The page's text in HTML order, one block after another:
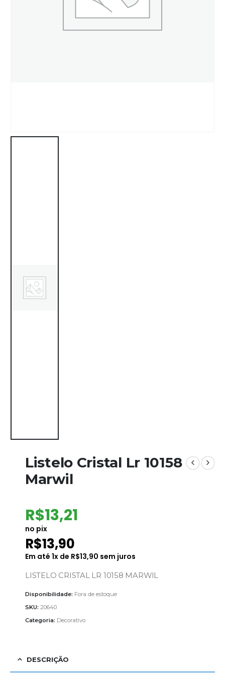
Listelo Cristal Lr 10158
Marwil
R$13,21
no pix
R$13,90
Em até 1x de R$13,90 sem juros
LISTELO CRISTAL LR 10158 MARWIL
Disponibilidade: Fora de estoque
SKU: 20640
Categoria: Decorativo
DESCRIÇÃO